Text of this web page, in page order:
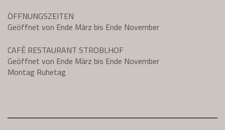
ÖFFNUNGSZEITEN
Geöffnet von Ende März bis Ende November
CAFÈ RESTAURANT STROBLHOF
Geöffnet von Ende März bis Ende November
Montag Ruhetag